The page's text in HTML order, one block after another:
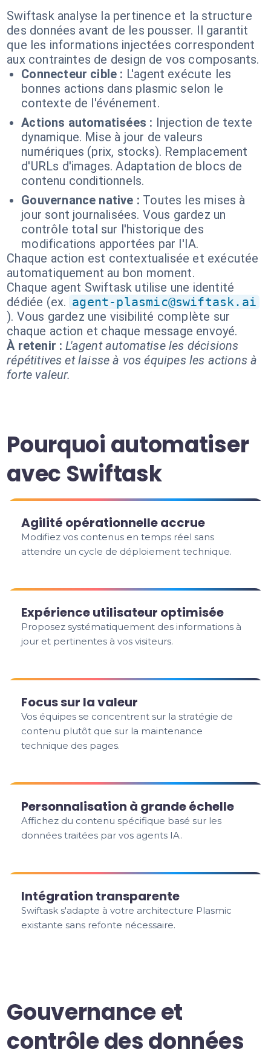
Swiftask analyse la pertinence et la structure
des données avant de les pousser. Il garantit
que les informations injectées correspondent
aux contraintes de design de vos composants.
Connecteur cible : L'agent exécute les
bonnes actions dans plasmic selon le
contexte de l'événement.
Actions automatisées : Injection de texte
dynamique. Mise à jour de valeurs
numériques (prix, stocks). Remplacement
d'URLs d'images. Adaptation de blocs de
contenu conditionnels.
Gouvernance native : Toutes les mises à
jour sont journalisées. Vous gardez un
contrôle total sur l'historique des
modifications apportées par l'IA.
Chaque action est contextualisée et exécutée
automatiquement au bon moment.
Chaque agent Swiftask utilise une identité
dédiée (ex. agent-plasmic@swiftask.ai
). Vous gardez une visibilité complète sur
chaque action et chaque message envoyé.
À retenir : L'agent automatise les décisions
répétitives et laisse à vos équipes les actions à
forte valeur.
Pourquoi automatiser
avec Swiftask
Agilité opérationnelle accrue
Modifiez vos contenus en temps réel sans
attendre un cycle de déploiement technique.
Expérience utilisateur optimisée
Proposez systématiquement des informations à
jour et pertinentes à vos visiteurs.
Focus sur la valeur
Vos équipes se concentrent sur la stratégie de
contenu plutôt que sur la maintenance
technique des pages.
Personnalisation à grande échelle
Affichez du contenu spécifique basé sur les
données traitées par vos agents IA.
Intégration transparente
Swiftask s'adapte à votre architecture Plasmic
existante sans refonte nécessaire.
Gouvernance et
contrôle des données